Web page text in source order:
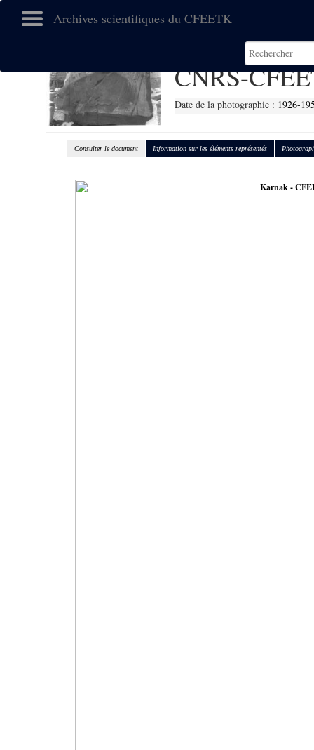
Archives scientifiques du CFEETK
CNRS-
Date de la photographie : 1926-
Consulter le document Information sur les éléments représentés